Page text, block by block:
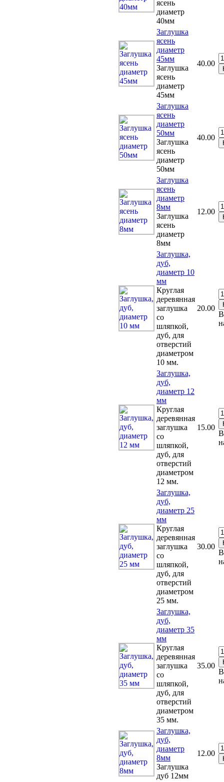
ясень
диаметр
40мм
Заглушка
ясень
диаметр
45мм
Заглушка
ясень
диаметр
45мм
40.00
Заглушка
ясень
диаметр
50мм
Заглушка
ясень
диаметр
50мм
40.00
Заглушка
ясень
диаметр
8мм
Заглушка
ясень
диаметр
8мм
12.00
Заглушка,
дуб,
диаметр 10
мм
Круглая
деревянная
заглушка
со
шляпкой,
дуб, для
отверстий
диаметром
10 мм.
20.00
В
Заглушка,
дуб,
диаметр 12
мм
Круглая
деревянная
заглушка
со
шляпкой,
дуб, для
отверстий
диаметром
12 мм.
15.00
В
Заглушка,
дуб,
диаметр 25
мм
Круглая
деревянная
заглушка
со
шляпкой,
дуб, для
отверстий
диаметром
25 мм.
30.00
В
Заглушка,
дуб,
диаметр 35
мм
Круглая
деревянная
заглушка
со
шляпкой,
дуб, для
отверстий
диаметром
35 мм.
35.00
В
Заглушка,
дуб,
диаметр
8мм
Заглушка
дуб 12мм
12.00